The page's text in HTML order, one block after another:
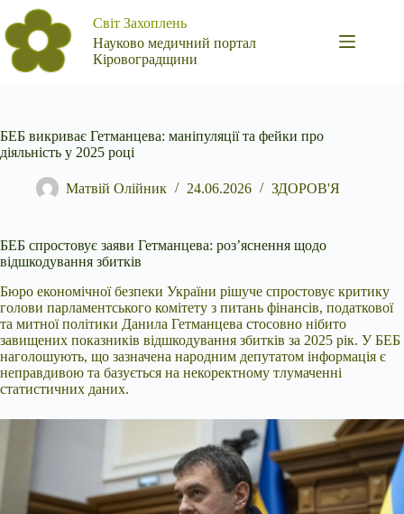
Перейти
до
вмісту
Світ Захоплень
Науково медичний портал
Кіровоградщини
БЕБ викриває Гетманцева: маніпуляції та фейки про
діяльність у 2025 році
Матвій Олійник 24.06.2026 ЗДОРОВ'Я
БЕБ спростовує заяви Гетманцева: роз’яснення щодо
відшкодування збитків
Бюро економічної безпеки України рішуче спростовує критику
голови парламентського комітету з питань фінансів, податкової
та митної політики Данила Гетманцева стосовно нібито
завищених показників відшкодування збитків за 2025 рік. У БЕБ
наголошують, що зазначена народним депутатом інформація є
неправдивою та базується на некоректному тлумаченні
статистичних даних.